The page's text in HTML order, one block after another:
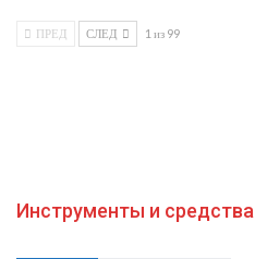
ПРЕД СЛЕД 1 из 99
Инструменты и средства